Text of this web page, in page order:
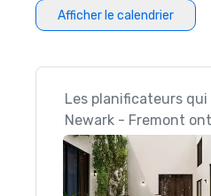
Afficher le calendrier
Les planificateurs
Newark - Fremont